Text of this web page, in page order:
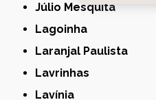
Júlio Mesquita
Lagoinha
Laranjal Paulista
Lavrinhas
Lavínia